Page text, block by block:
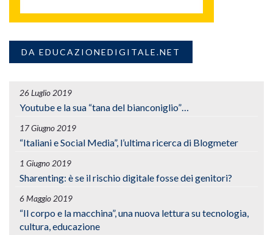
DA EDUCAZIONEDIGITALE.NET
26 Luglio 2019
Youtube e la sua “tana del bianconiglio”…
17 Giugno 2019
“Italiani e Social Media”, l’ultima ricerca di Blogmeter
1 Giugno 2019
Sharenting: è se il rischio digitale fosse dei genitori?
6 Maggio 2019
“Il corpo e la macchina”, una nuova lettura su tecnologia,
cultura, educazione